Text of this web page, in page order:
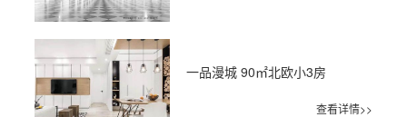
一品漫城 90㎡北欧小3房
查看详情>>